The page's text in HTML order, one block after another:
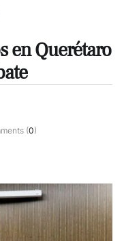
en Querétaro
(0)